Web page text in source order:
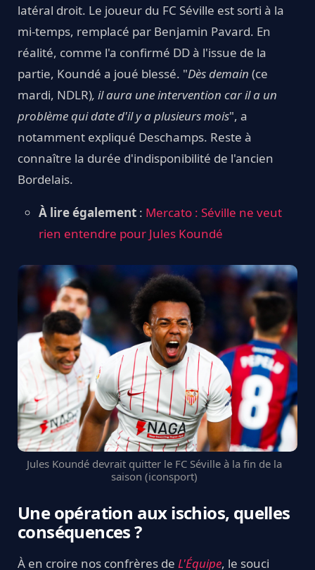
latéral droit. Le joueur du FC Séville est sorti à la
mi-temps, remplacé par Benjamin Pavard. En
réalité, comme l'a confirmé DD à l'issue de la
partie, Koundé a joué blessé. "Dès demain (ce
mardi, NDLR), il aura une intervention car il a un
problème qui date d'il y a plusieurs mois", a
notamment expliqué Deschamps. Reste à
connaître la durée d'indisponibilité de l'ancien
Bordelais.
À lire également : Mercato : Séville ne veut
rien entendre pour Jules Koundé
Jules Koundé devrait quitter le FC Séville à la fin de la
saison (iconsport)
Une opération aux ischios, quelles
conséquences ?
À en croire nos confrères de L'Équipe, le souci